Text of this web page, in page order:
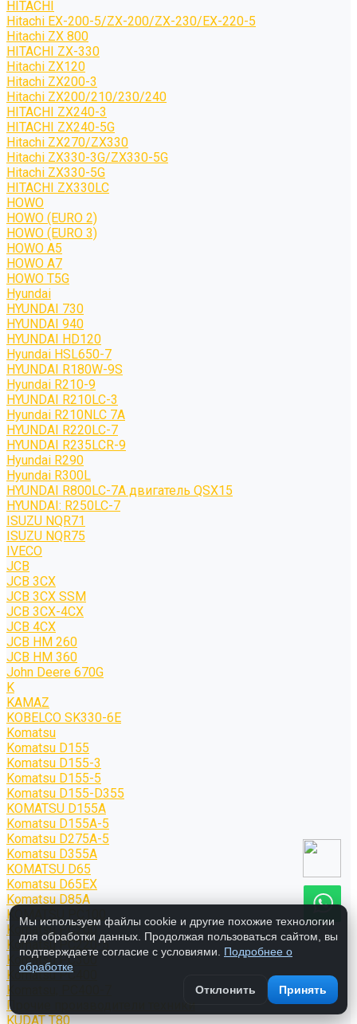
HITACHI
Hitachi EX-200-5/ZX-200/ZX-230/EX-220-5
Hitachi ZX 800
HITACHI ZX-330
Hitachi ZX120
Hitachi ZX200-3
Hitachi ZX200/210/230/240
HITACHI ZX240-3
HITACHI ZX240-5G
Hitachi ZX270/ZX330
Hitachi ZX330-3G/ZX330-5G
Hitachi ZX330-5G
HITACHI ZX330LC
HOWO
HOWO (EURO 2)
HOWO (EURO 3)
HOWO A5
HOWO A7
HOWO T5G
Hyundai
HYUNDAI 730
HYUNDAI 940
HYUNDAI HD120
Hyundai HSL650-7
HYUNDAI R180W-9S
Hyundai R210-9
HYUNDAI R210LC-3
Hyundai R210NLC 7A
HYUNDAI R220LC-7
HYUNDAI R235LCR-9
Hyundai R290
Hyundai R300L
HYUNDAI R800LC-7A двигатель QSX15
HYUNDAI: R250LC-7
ISUZU NQR71
ISUZU NQR75
IVECO
JCB
JCB 3CX
JCB 3CX SSM
JCB 3CX-4CX
JCB 4CX
JCB HM 260
JCB HM 360
John Deere 670G
K
KAMAZ
KOBELCO SK330-6E
Komatsu
Komatsu D155
Komatsu D155-3
Komatsu D155-5
Komatsu D155-D355
KOMATSU D155A
Komatsu D155A-5
Komatsu D275A-5
Komatsu D355A
KOMATSU D65
Komatsu D65EX
Komatsu D85A
KOMATSU PC100
Komatsu PC200
Komatsu PC220-5
Komatsu PC300
Komatsu PC400
Komatsu; PC400-7
Прочие производители техники
KUDAT T80
Мы используем файлы cookie и другие похожие технологии
для обработки данных. Продолжая пользоваться сайтом, вы
подтверждаете согласие с условиями. Подробнее о
обработке
Отклонить
Принять